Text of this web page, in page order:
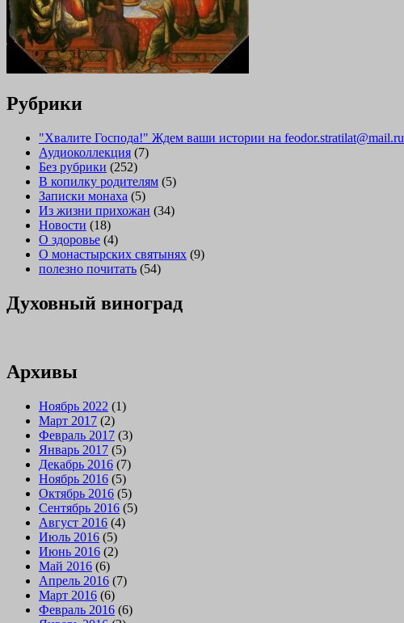
Рубрики
"Хвалите Господа!" Ждем ваши истории на feodor.stratilat@mail.ru
Аудиоколлекция (7)
Без рубрики (252)
В копилку родителям (5)
Записки монаха (5)
Из жизни прихожан (34)
Новости (18)
О здоровье (4)
О монастырских святынях (9)
полезно почитать (54)
Духовный виноград
Архивы
Ноябрь 2022 (1)
Март 2017 (2)
Февраль 2017 (3)
Январь 2017 (5)
Декабрь 2016 (7)
Ноябрь 2016 (5)
Октябрь 2016 (5)
Сентябрь 2016 (5)
Август 2016 (4)
Июль 2016 (5)
Июнь 2016 (2)
Май 2016 (6)
Апрель 2016 (7)
Март 2016 (6)
Февраль 2016 (6)